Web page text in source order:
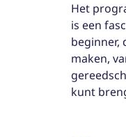
Het
is een
beginner,
maken,
kunt